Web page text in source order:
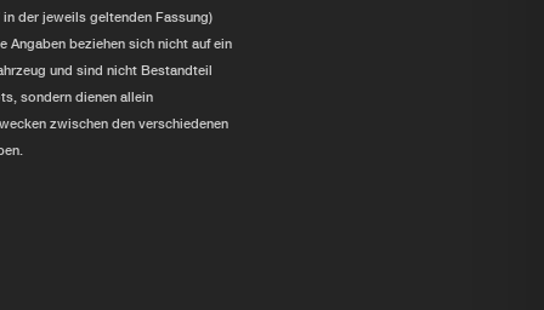
in der jeweils geltenden Fassung)
Angaben beziehen sich nicht auf ein
und sind nicht Bestandteil
sondern dienen allein
zwischen den verschiedenen